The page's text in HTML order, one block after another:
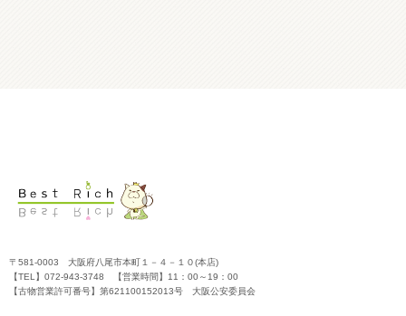
〒581-0003 大阪府八尾市本町１－４－１０(本店)
【TEL】072-943-3748 【営業時間】11：00～19：00
【古物営業許可番号】第621100152013号 大阪公安委員会